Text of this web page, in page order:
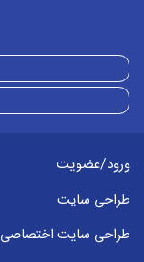
ورود/عضویت
طراحی سایت
طراحی سایت اختصاصی